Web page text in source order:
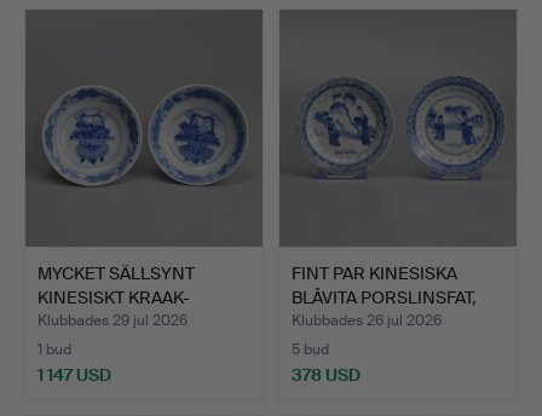
MYCKET SÄLLSYNT
KINESISKT KRAAK-
PORSLIN ME…
Klubbades 29 jul 2026
1 bud
1 147 USD
FINT PAR KINESISKA
BLÅVITA PORSLINSFAT,
KA…
Klubbades 26 jul 2026
5 bud
378 USD